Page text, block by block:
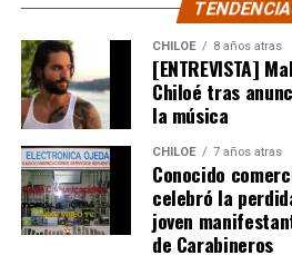
comuna de Castro, que tenía un
con todos los antecedentes
jurídicos, solo le faltaba la
de Bienes Raíces, pero su
El Consejero Francisco Cárcamo
dictamen de Contraloría es una
muchas familias que desde hace
tramitando la regularización de
también tendrán que responder
CHILOE 8 años atras
[ENTREVISTA]
Chiloé tras
la música
CHILOE 7 años atras
Conocido
celebró la
joven
de Carabineros